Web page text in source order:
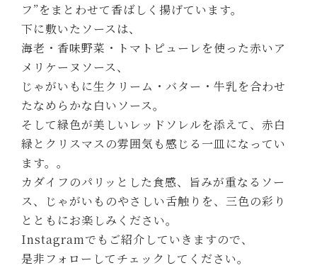
フ”をまとわせて香ばしく揚げています。
下に敷いたソースは、
海老・香味野菜・トマトピューレを使った赤いア
メリケーヌソース、
じゃがいもに生クリーム・バター・牛乳を合わせ
たなめらかな白いソース。
そして緑色が美しいレッドソレルを添えて、赤白
緑とクリスマスの雰囲気も感じる一皿になってい
ます。。
カダイフのパリッとした食感、旨みが重なるソー
ス、じゃがいものやさしい舌触りを、三色の彩り
とともにお楽しみください。
Instagramでもご紹介していきますので、
是非フォローしてチェックしてください。